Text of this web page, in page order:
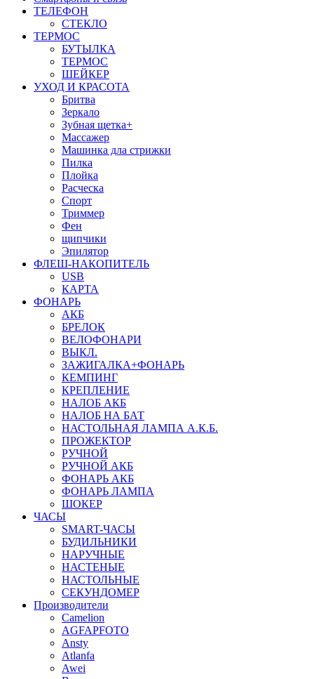
ТЕЛЕФОН
СТЕКЛО
ТЕРМОС
БУТЫЛКА
ТЕРМОС
ШЕЙКЕР
УХОД И КРАСОТА
Бритва
Зеркало
Зубная щетка+
Массажер
Машинка дла стрижки
Пилка
Плойка
Расческа
Спорт
Триммер
Фен
щипчики
Эпилятор
ФЛЕШ-НАКОПИТЕЛЬ
USB
КАРТА
ФОНАРЬ
АКБ
БРЕЛОК
ВЕЛОФОНАРИ
ВЫКЛ.
ЗАЖИГАЛКА+ФОНАРЬ
КЕМПИНГ
КРЕПЛЕНИЕ
НАЛОБ АКБ
НАЛОБ НА БАТ
НАСТОЛЬНАЯ ЛАМПА А.К.Б.
ПРОЖЕКТОР
РУЧНОЙ
РУЧНОЙ АКБ
ФОНАРЬ АКБ
ФОНАРЬ ЛАМПА
ШОКЕР
ЧАСЫ
SMART-ЧАСЫ
БУДИЛЬНИКИ
НАРУЧНЫЕ
НАСТЕНЫЕ
НАСТОЛЬНЫЕ
СЕКУНДОМЕР
Производители
Camelion
AGFAPFOTO
Ansty
Atlanfa
Awei